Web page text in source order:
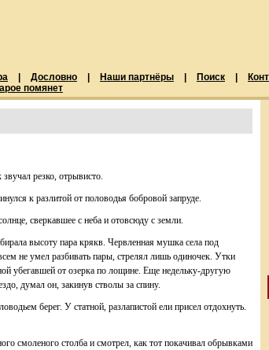
Дословно Наши партнёры Поиск
помянет
резко, отрывисто.
к разлитой от половодья бобровой запруде.
сверкавшее с неба и отовсюду с земли.
высоту пара крякв. Червленная мушка села под
не умел разбивать пары, стрелял лишь одиночек. Утки
убегавшей от озерка по лощине. Еще недельку-другую
думал он, закинув стволы за спину.
берег. У статной, разлапистой ели присел отдохнуть.
смоленого столба и смотрел, как тот покачивал обрывками